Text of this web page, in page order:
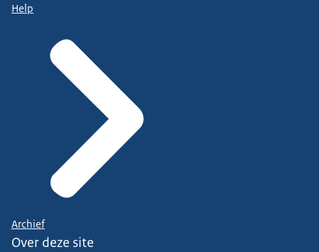
Help
Archief
Over deze site